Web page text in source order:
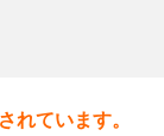
れています。